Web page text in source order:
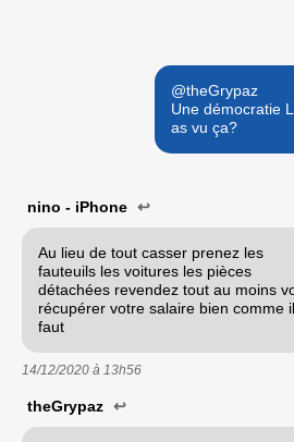
@theGrypaz
Une démocratie
as vu ça?
nino - iPhone ↩
Au lieu de tout casser prenez les
fauteuils les voitures les pièces
détachées revendez tout au moins
récupérer votre salaire bien comme il
faut
14/12/2020 à 13h56
theGrypaz ↩